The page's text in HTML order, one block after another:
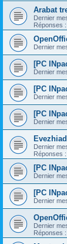
Arabat
Dernier
Réponses :
Dernier
[PC
Dernier
[PC
Dernier
[PC
Dernier
Dernier
Réponses :
[PC
Dernier
[PC
Dernier
Dernier
Réponses :